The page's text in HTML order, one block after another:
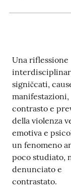
Archivio
storico
Decentrate
Patto
per
la
lettura
Una riflessione
signičcati,
manifestazioni,
contrasto e
della violenza
emotiva e
un fenomeno
poco studiato,
denunciato e
contrastato.